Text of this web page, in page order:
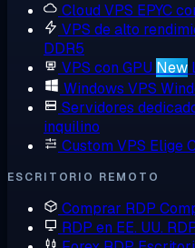
Cloud VPS EPYC
VPS de alto
DDR5
VPS con GPU New
Windows VPS
Servidores
inquilino
Custom VPS Elige
ESCRITORIO REMOTO
Comprar RDP
RDP en EE. UU.